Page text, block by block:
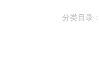
分类目录：